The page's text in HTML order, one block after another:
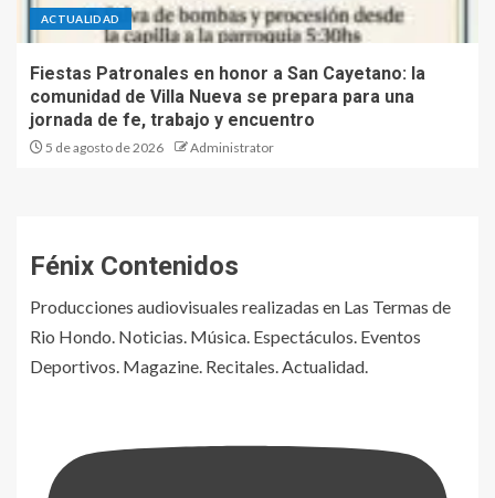
ACTUALIDAD
Fiestas Patronales en honor a San Cayetano: la
comunidad de Villa Nueva se prepara para una
jornada de fe, trabajo y encuentro
5 de agosto de 2026 Administrator
Fénix Contenidos
Producciones audiovisuales realizadas en Las Termas de
Rio Hondo. Noticias. Música. Espectáculos. Eventos
Deportivos. Magazine. Recitales. Actualidad.